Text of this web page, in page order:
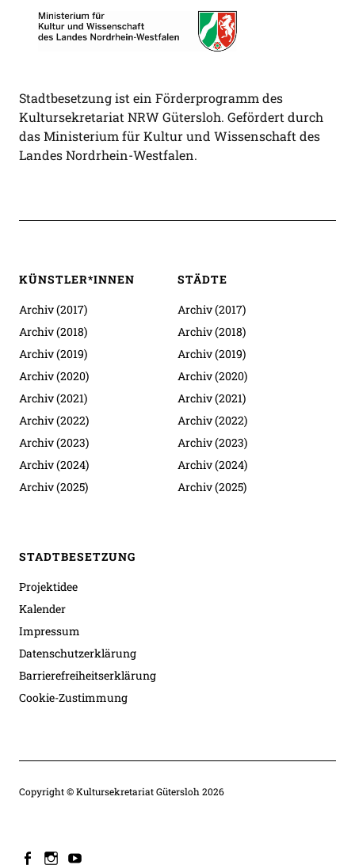
Stadtbesetzung ist ein Förderprogramm des
Kultursekretariat NRW Gütersloh. Gefördert durch
das Ministerium für Kultur und Wissenschaft des
Landes Nordrhein-Westfalen.
KÜNSTLER*INNEN
Archiv (2017)
Archiv (2018)
Archiv (2019)
Archiv (2020)
Archiv (2021)
Archiv (2022)
Archiv (2023)
Archiv (2024)
Archiv (2025)
STÄDTE
Archiv (2017)
Archiv (2018)
Archiv (2019)
Archiv (2020)
Archiv (2021)
Archiv (2022)
Archiv (2023)
Archiv (2024)
Archiv (2025)
STADTBESETZUNG
Projektidee
Kalender
Impressum
Datenschutzerklärung
Barrierefreiheitserklärung
Cookie-Zustimmung
Copyright © Kultursekretariat Gütersloh 2026